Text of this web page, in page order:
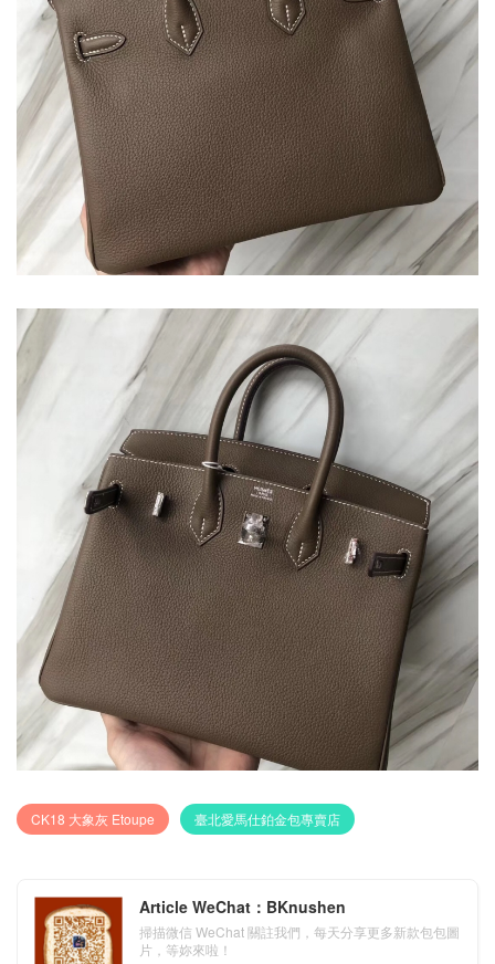
CK18 大象灰 Etoupe 臺北愛馬仕鉑金包專賣店
Article WeChat：BKnushen
掃描微信 WeChat 關註我們，每天分享更多新款包包圖
片，等妳來啦！